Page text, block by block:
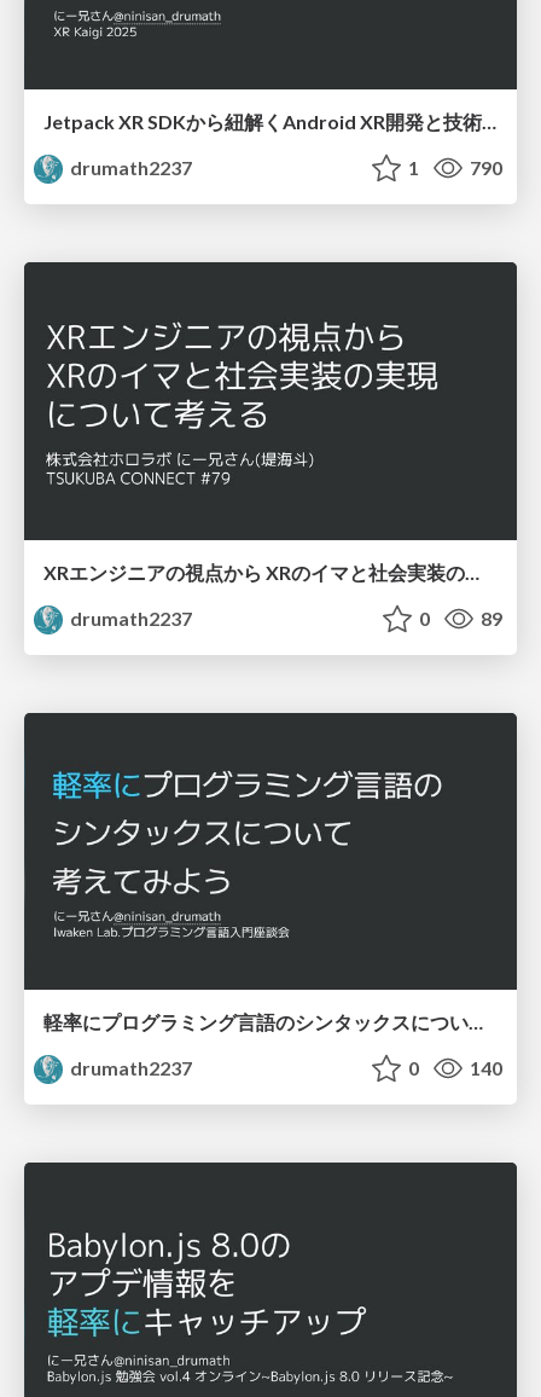
Jetpack XR SDKから紐解くAndroid XR開発と技術選定のヒント / about-androidxr-and-jetpack-xr-sdk
drumath2237
1 790
drumath2237
0 89
軽率にプログラミング言語のシンタックスについて考えてみよう / lets-think-about-programming-lang-syntax
drumath2237
0 140